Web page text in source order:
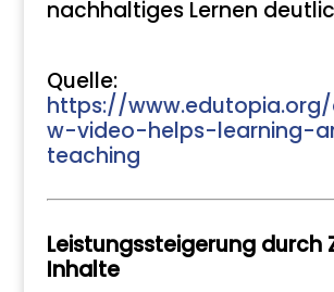
nachhaltiges Lernen
Quelle:
https://
w-video-helps-learning-
teaching
Leistungssteigerung durch
Inhalte